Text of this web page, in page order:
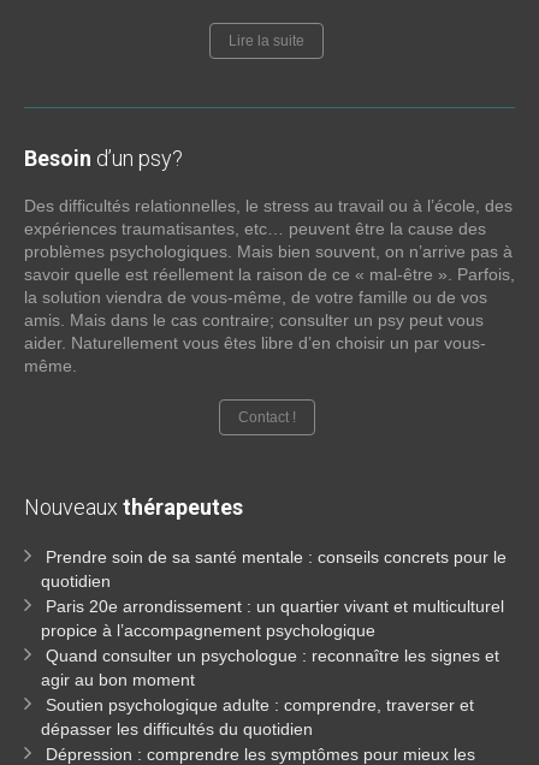
Lire la suite
Besoin d’un psy?
Des difficultés relationnelles, le stress au travail ou à l’école, des
expériences traumatisantes, etc… peuvent être la cause des
problèmes psychologiques. Mais bien souvent, on n’arrive pas à
savoir quelle est réellement la raison de ce « mal-être ». Parfois,
la solution viendra de vous-même, de votre famille ou de vos
amis. Mais dans le cas contraire; consulter un psy peut vous
aider. Naturellement vous êtes libre d’en choisir un par vous-
même.
Contact !
Nouveaux thérapeutes
Prendre soin de sa santé mentale : conseils concrets pour le
quotidien
Paris 20e arrondissement : un quartier vivant et multiculturel
propice à l’accompagnement psychologique
Quand consulter un psychologue : reconnaître les signes et
agir au bon moment
Soutien psychologique adulte : comprendre, traverser et
dépasser les difficultés du quotidien
Dépression : comprendre les symptômes pour mieux les